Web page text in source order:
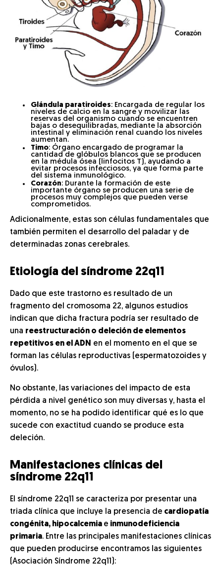
Glándula paratiroides: Encargada de regular los
niveles de calcio en la sangre y movilizar las
reservas del organismo cuando se encuentren
bajas o desequilibradas, mediante la absorción
intestinal y eliminación renal cuando los niveles
aumentan.
Timo: Órgano encargado de programar la
cantidad de glóbulos blancos que se producen
en la médula ósea (linfocitos T), ayudando a
evitar procesos infecciosos, ya que forma parte
del sistema inmunológico.
Corazón: Durante la formación de este
importante órgano se producen una serie de
procesos muy complejos que pueden verse
comprometidos.
Adicionalmente, estas son células fundamentales que
también permiten el desarrollo del paladar y de
determinadas zonas cerebrales.
Etiología del síndrome 22q11
Dado que este trastorno es resultado de un
fragmento del cromosoma 22, algunos estudios
indican que dicha fractura podría ser resultado de
una reestructuración o deleción de elementos
repetitivos en el ADN en el momento en el que se
forman las células reproductivas (espermatozoides y
óvulos).
No obstante, las variaciones del impacto de esta
pérdida a nivel genético son muy diversas y, hasta el
momento, no se ha podido identificar qué es lo que
sucede con exactitud cuando se produce esta
deleción.
Manifestaciones clínicas del
síndrome 22q11
El síndrome 22q11 se caracteriza por presentar una
triada clínica que incluye la presencia de cardiopatía
congénita, hipocalcemia e inmunodeficiencia
primaria. Entre las principales manifestaciones clínicas
que pueden producirse encontramos las siguientes
(Asociación Síndrome 22q11):